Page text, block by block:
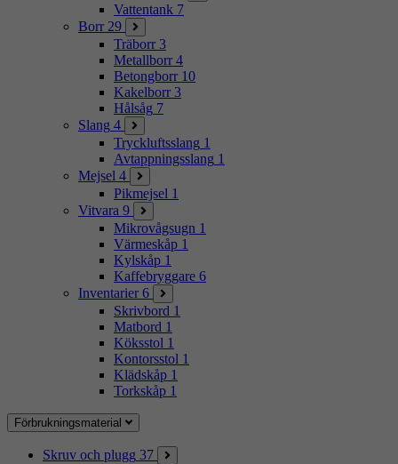
Vattentank 7
Borr 29
Träborr 3
Metallborr 4
Betongborr 10
Kakelborr 3
Hålsåg 7
Slang 4
Tryckluftsslang 1
Avtappningsslang 1
Mejsel 4
Pikmejsel 1
Vitvara 9
Mikrovågsugn 1
Värmeskåp 1
Kylskåp 1
Kaffebryggare 6
Inventarier 6
Skrivbord 1
Matbord 1
Köksstol 1
Kontorsstol 1
Klädskåp 1
Torkskåp 1
Förbrukningsmaterial
Skruv och plugg 37